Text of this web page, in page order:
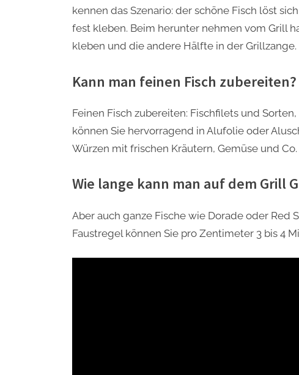
kennen das Szenario: der schöne Fisch löst
fest kleben. Beim herunter nehmen vom Grill
kleben und die andere Hälfte in der Grillzange.
Kann man feinen Fisch zubereiten?
Feinen Fisch zubereiten: Fischfilets und
können Sie hervorragend in Alufolie oder
Würzen mit frischen Kräutern, Gemüse und
Wie lange kann man auf dem Grill
Aber auch ganze Fische wie Dorade oder Red
Faustregel können Sie pro Zentimeter 3 bis 4